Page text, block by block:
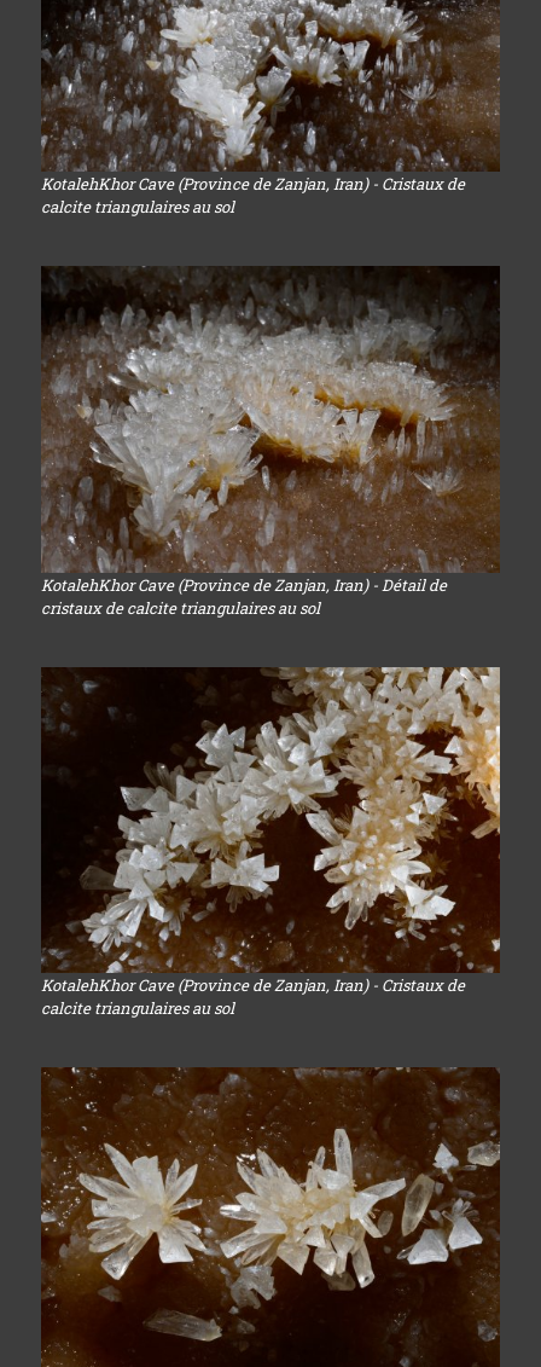
KotalehKhor Cave (Province de Zanjan, Iran) - Cristaux de
calcite triangulaires au sol
KotalehKhor Cave (Province de Zanjan, Iran) - Détail de
cristaux de calcite triangulaires au sol
KotalehKhor Cave (Province de Zanjan, Iran) - Cristaux de
calcite triangulaires au sol